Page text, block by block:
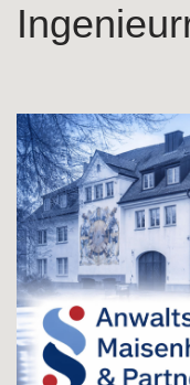
Bei ↗️Rechtsanwälte
erhältlich
Baumangel,
Rechtsanwälte M, B
✓Bauvertragsrecht,
✓Baumangel oder
Besuchen Sie uns ✉.